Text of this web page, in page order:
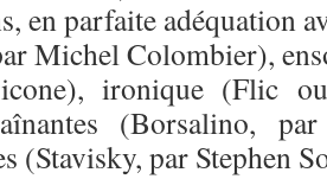
en parfaite adéquation
Michel Colombier),
ironique (Flic
(Borsalino,
(Stavisky, par Stephen